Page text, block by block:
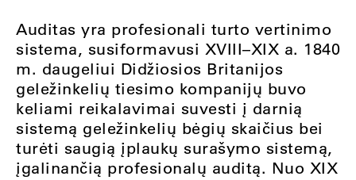
Auditas yra profesionali turto vertinimo
sistema, susiformavusi XVIII–XIX a. 1840
m. daugeliui Didžiosios Britanijos
geležinkelių tiesimo kompanijų buvo
keliami reikalavimai suvesti į darnią
sistemą geležinkelių bėgių skaičius bei
turėti saugią įplaukų surašymo sistemą,
įgalinančią profesionalų auditą. Nuo XIX